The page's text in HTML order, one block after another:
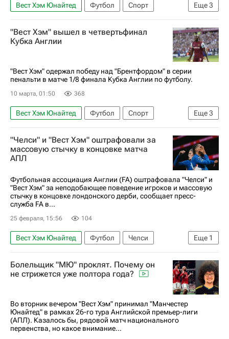
Еще3
Вест Хэм Юнайтед Футбол
Спорт
Аксель Дисаси
Кубок Англии
Лидс Юнайтед
"Вест Хэм" вышел в четвертьфинал
Кубка Англии
"Вест Хэм" одержал победу над "Брентфордом" в серии
пенальти в матче 1/8 финала Кубка Англии по футболу.
10 марта, 01:50 368
Еще3
Вест Хэм Юнайтед Футбол
Спорт
Лондон
Кубок Англии Брентфорд
"Челси" и "Вест Хэм" оштрафовали за
массовую стычку в концовке матча
АПЛ
Футбольная ассоциация Англии (FA) оштрафовала "Челси" и
"Вест Хэм" за неподобающее поведение игроков и массовую
стычку в концовке лондонского дерби, сообщает пресс-
служба FA в...
25 февраля, 15:56 104
Еще 1
Вест Хэм Юнайтед Футбол
Челси
АПЛ 2026-2027 (Чемпионат Англии по футболу)
Болельщик "МЮ" проклят. Почему он
не стрижется уже полтора года?
Во вторник вечером "Вест Хэм" принимал "Манчестер
Юнайтед" в рамках 26-го тура Английской премьер-лиги
(АПЛ). Казалось бы, рядовой матч национального
первенства, но какое внимание...